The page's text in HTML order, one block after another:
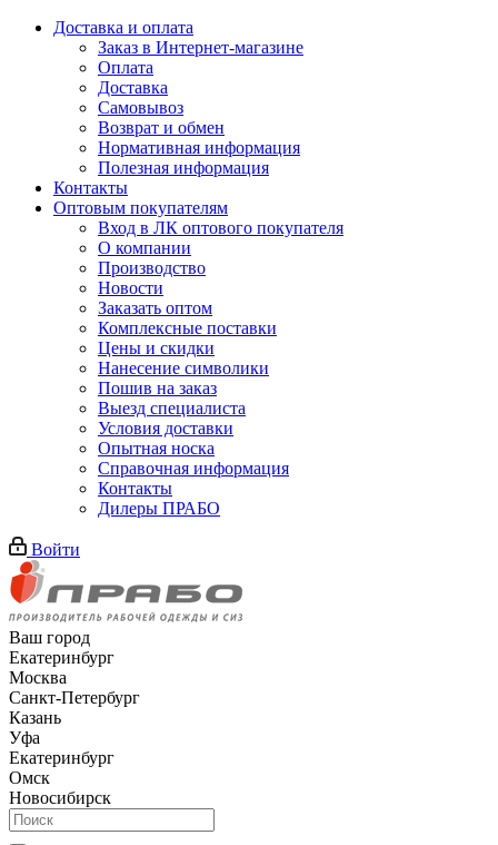
Доставка и оплата
Заказ в Интернет-магазине
Оплата
Доставка
Самовывоз
Возврат и обмен
Нормативная информация
Полезная информация
Контакты
Оптовым покупателям
Вход в ЛК оптового покупателя
О компании
Производство
Новости
Заказать оптом
Комплексные поставки
Цены и скидки
Нанесение символики
Пошив на заказ
Выезд специалиста
Условия доставки
Опытная носка
Справочная информация
Контакты
Дилеры ПРАБО
Войти
Ваш город
Екатеринбург
Москва
Санкт-Петербург
Казань
Уфа
Екатеринбург
Омск
Новосибирск